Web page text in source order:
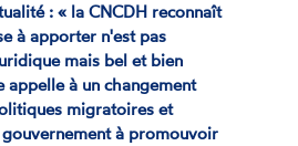
: « la CNCDH reconnaît
à apporter n'est pas
mais bel et bien
appelle à un changement
migratoires et
à promouvoir